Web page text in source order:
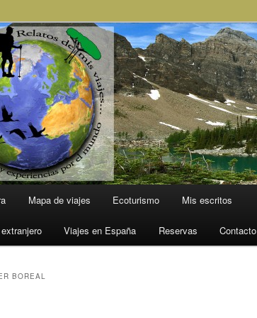
Mapa de viajes Ecoturismo Mis escritos
Viajes en España Reservas Contacto
BOREAL